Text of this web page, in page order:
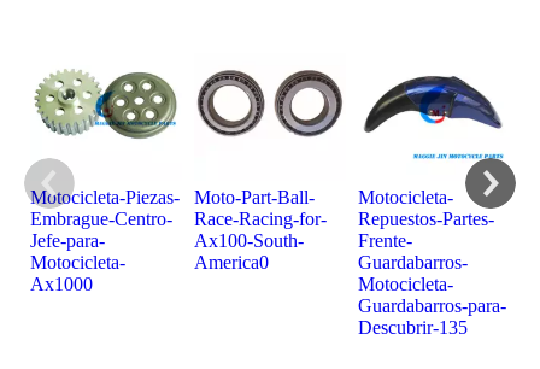
Motocicleta-Piezas-
Embrague-Centro-
Jefe-para-
Motocicleta-
Ax1000
Moto-Part-Ball-
Race-Racing-for-
Ax100-South-
America0
Motocicleta-
Repuestos-Partes-
Frente-
Guardabarros-
Motocicleta-
Guardabarros-para-
Descubrir-135